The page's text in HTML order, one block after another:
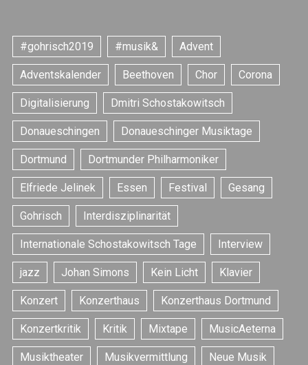
#gohrisch2019 #musik& Advent
Adventskalender Beethoven Chor Corona
Digitalisierung Dmitri Schostakowitsch
Donaueschingen Donaueschinger Musiktage
Dortmund Dortmunder Philharmoniker
Elfriede Jelinek Essen Festival Gesang
Gohrisch Interdisziplinarität
Internationale Schostakowitsch Tage Interview
jazz Johan Simons Kein Licht Klavier
Konzert Konzerthaus Konzerthaus Dortmund
Konzertkritik Kritik Mixtape MusicAeterna
Musiktheater Musikvermittlung Neue Musik
S
e
a
r
c
f
o
r
: